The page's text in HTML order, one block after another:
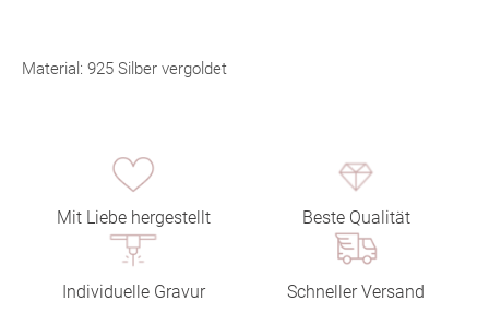
Material: 925 Silber vergoldet
Mit Liebe hergestellt Beste Qualität
Individuelle Gravur Schneller Versand